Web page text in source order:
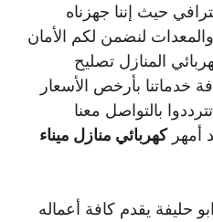
حيث إننا جهزناه
والمعدات لنضمن لكم الأمان
المنازل تصليح
خدماتنا بأرخص الأسعار
بالتواصل معنا
أمهركهربائي منازل ميناء
حليفة يقدم كافة أعماله